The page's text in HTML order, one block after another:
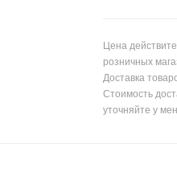
Цена
розничных
Доставка
Стоимость
уточняйте у